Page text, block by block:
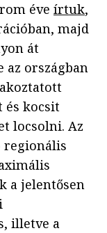
éve írtuk,
majd
át
az országban
és kocsit
locsolni. Az
regionális
a jelentősen
illetve a